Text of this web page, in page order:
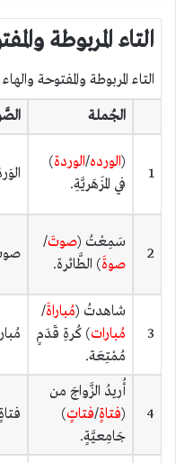
التاء المربوطة
التاء المربوطة والمفتوحة والهاء
الجُملة
1
(الورده/الوردة)
في المَزهَريَّةِ.
2
سَمِعْتُ (صوتَ/
صوةَ) الطَّائرة.
3
شاهدتُ (مُباراةَ/
مُبارات) كُرةِ قَدَمٍ
مُمْتِعَة.
4
أُريدُ الزَّواجَ من
(فتاةٍ/فتاتٍ)
جَامِعيَّةٍ.
فتاةٍ